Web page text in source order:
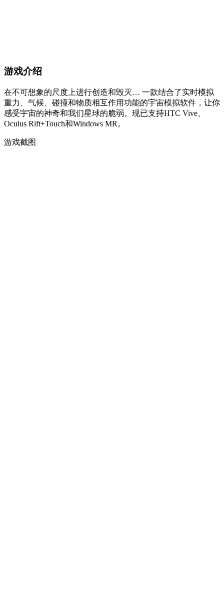
游戏介绍
在不可想象的尺度上进行创造和毁灭… 一款结合了实时模拟
重力、气候、碰撞和物质相互作用功能的宇宙模拟软件，让你
感受宇宙的神奇和我们星球的脆弱。现已支持HTC Vive、
Oculus Rift+Touch和Windows MR。
游戏截图